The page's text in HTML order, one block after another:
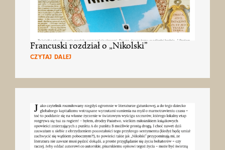
Francuski rozdział o „Nikolski”
CZYTAJ DALEJ